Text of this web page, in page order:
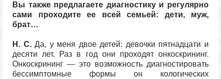
Вы также предлагаете диагностику и регулярно
сами проходите ее всей семьей: дети, муж,
брат…
Н. С.Да, у меня двое детей: девочки пятнадцати и
десяти лет. Раз в год они проходят онкоскрининг.
Онкоскрининг — это возможность диагностировать
бессимптомные формы он кологических